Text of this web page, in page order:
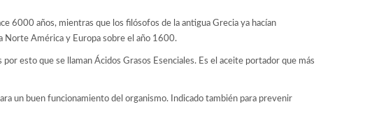
6000 años, mientras que los filósofos de la antigua Grecia ya hacían
Norte América y Europa sobre el año 1600.
esto que se llaman Ácidos Grasos Esenciales. Es el aceite portador que más
un buen funcionamiento del organismo. Indicado también para prevenir